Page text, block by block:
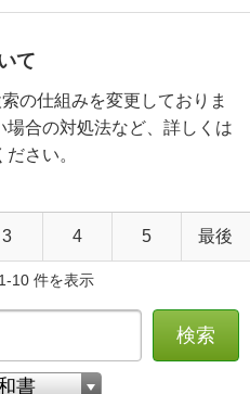
て
の仕組みを変更しておりま
合の対処法など、詳しくは
さい。
3 4 5 最後
10 件を表示
検索